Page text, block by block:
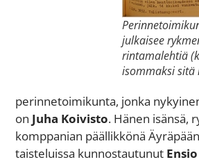
julkaisee
rintamalehtiä
isommaksi
perinnetoimikunta, jonka
on Juha Koivisto. Hänen isänsä,
komppanian päällikkönä
taisteluissa kunnostautunut